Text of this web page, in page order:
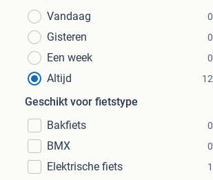
Vandaag
0
Gisteren 0
Een week 0
Altijd 12
Geschikt voor fietstype
Bakfiets
0
BMX 0
Elektrische fiets 1